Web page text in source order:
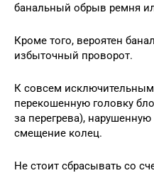
банальный обрыв ремня
Кроме того, вероятен
избыточный проворот.
К совсем исключительным
перекошенную головку
за перегрева),
смещение колец.
Не стоит сбрасывать со